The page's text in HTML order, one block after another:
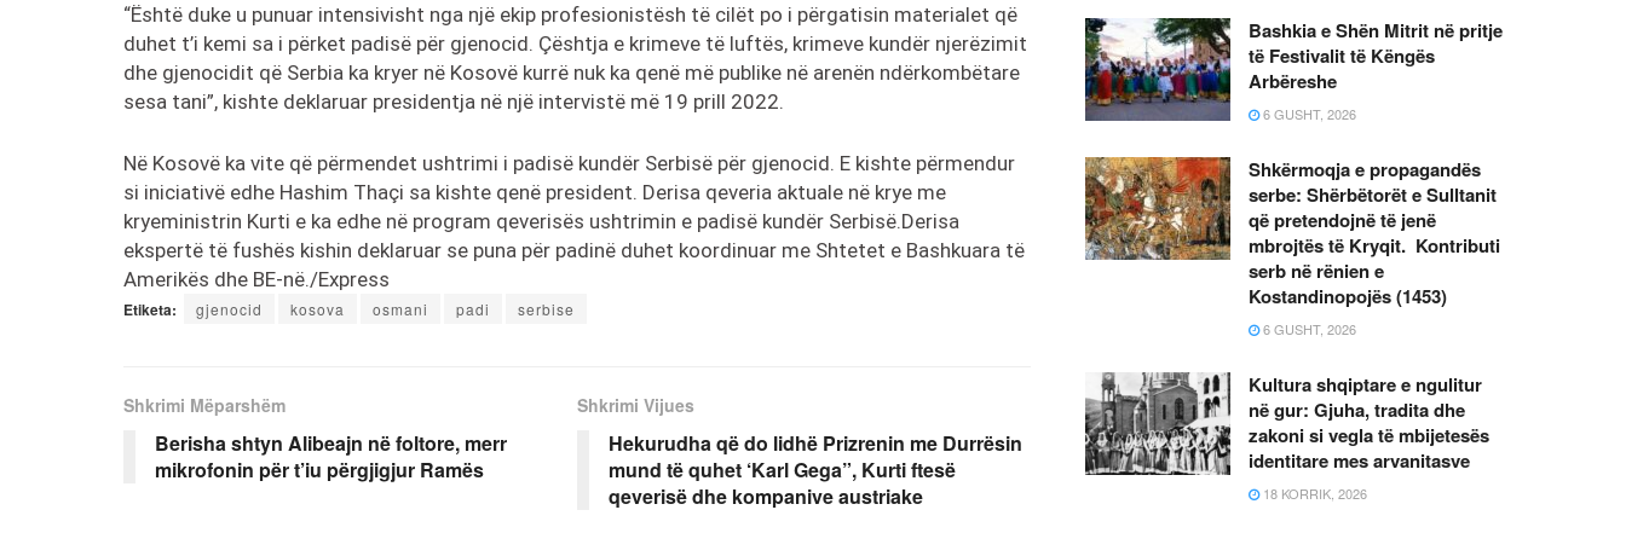
“Është duke u punuar intensivisht nga një ekip profesionistësh të cilët po i përgatisin materialet që
duhet t’i kemi sa i përket padisë për gjenocid. Çështja e krimeve të luftës, krimeve kundër njerëzimit
dhe gjenocidit që Serbia ka kryer në Kosovë kurrë nuk ka qenë më publike në arenën ndërkombëtare
sesa tani”, kishte deklaruar presidentja në një intervistë më 19 prill 2022.
Në Kosovë ka vite që përmendet ushtrimi i padisë kundër Serbisë për gjenocid. E kishte përmendur
si iniciativë edhe Hashim Thaçi sa kishte qenë president. Derisa qeveria aktuale në krye me
kryeministrin Kurti e ka edhe në program qeverisës ushtrimin e padisë kundër Serbisë.Derisa
ekspertë të fushës kishin deklaruar se puna për padinë duhet koordinuar me Shtetet e Bashkuara të
Amerikës dhe BE-në./Express
Etiketa: gjenocid kosova osmani padi serbise
Shkrimi Mëparshëm
Berisha shtyn Alibeajn në foltore, merr
mikrofonin për t’iu përgjigjur Ramës
Shkrimi Vijues
Hekurudha që do lidhë Prizrenin me Durrësin
mund të quhet ‘Karl Gega”, Kurti ftesë
qeverisë dhe kompanive austriake
Bashkia e Shën Mitrit në pritje
të Festivalit të Këngës
Arbëreshe
6 GUSHT, 2026
Shkërmoqja e propagandës
serbe: Shërbëtorët e Sulltanit
që pretendojnë të jenë
mbrojtës të Kryqit. Kontributi
serb në rënien e
Kostandinopojës (1453)
6 GUSHT, 2026
Kultura shqiptare e ngulitur
në gur: Gjuha, tradita dhe
zakoni si vegla të mbijetesës
identitare mes arvanitasve
18 KORRIK, 2026